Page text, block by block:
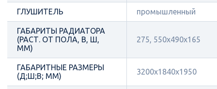
ГЛУШИТЕЛЬ промышленный
ГАБАРИТЫ РАДИАТОРА
(РАСТ. ОТ ПОЛА, В, Ш,
ММ)
275, 550х490х165
ГАБАРИТНЫЕ РАЗМЕРЫ
(Д;Ш;В; ММ)
3200x1840x1950